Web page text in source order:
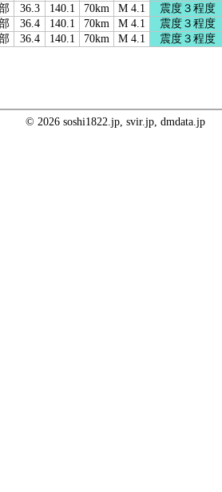
36.3 140.1 70km M 4.1 震度３程度
36.4 140.1 70km M 4.1 震度３程度
36.4 140.1 70km M 4.1 震度３程度
© 2026 soshi1822.jp, svir.jp, dmdata.jp